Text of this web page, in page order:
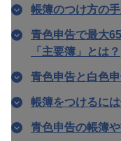
帳簿のつけ方の
青色申告で最大
「主要簿」とは？
青色申告と白色
帳簿をつけるに
青色申告の帳簿